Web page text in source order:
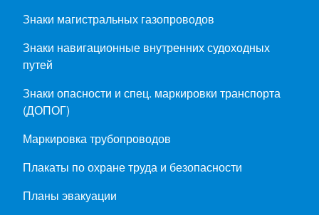
Знаки магистральных газопроводов
Знаки навигационные внутренних судоходных
путей
Знаки опасности и спец. маркировки транспорта
(ДОПОГ)
Маркировка трубопроводов
Плакаты по охране труда и безопасности
Планы эвакуации